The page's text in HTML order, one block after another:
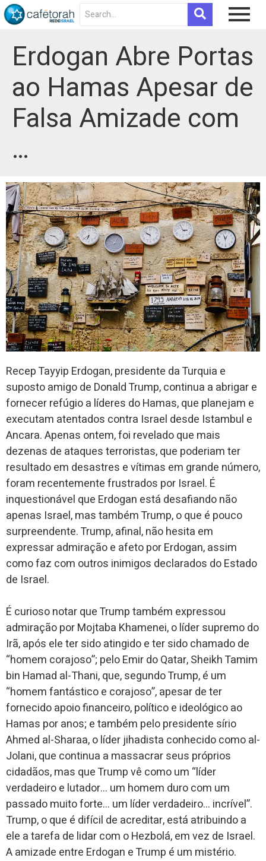
Erdogan Abre Portas
ao Hamas Apesar de
Falsa Amizade com
…
Recep Tayyip Erdogan, presidente da Turquia e
suposto amigo de Donald Trump, continua a abrigar e
fornecer refúgio a líderes do Hamas, que planejam e
executam atentados contra Israel desde Istambul e
Ancara. Apenas ontem, foi revelado que mais
dezenas de ataques terroristas, que poderiam ter
resultado em desastres e vítimas em grande número,
foram recentemente frustrados por Israel. É
inquestionável que Erdogan está desafiando não
apenas Israel, mas também Trump, o que é pouco
surpreendente. Trump, afinal, não hesita em
expressar admiração e afeto por Erdogan, assim
como faz com outros inimigos declarados do Estado
de Israel.
É curioso notar que Trump também expressou
admiração por Mojtaba Khamenei, o líder supremo do
Irã, após ele ter sido atingido e ter sido chamado de
“homem corajoso”; pelo Emir do Qatar, Sheikh Tamim
bin Hamad al-Thani, que, segundo Trump, é um
“homem fantástico e corajoso”, apesar de ter
fornecido apoio financeiro, político e ideológico ao
Hamas por anos; e também pelo presidente sírio
Ahmed al-Sharaa, o líder jihadista conhecido como al-
Jolani, que continua a massacrar seus próprios
cidadãos, mas que Trump vê como um “líder
verdadeiro e lutador… um homem duro com um
passado muito forte… um líder verdadeiro… incrível”.
Trump, o que é difícil de acreditar, está atribuindo a
ele a tarefa de lidar com o Hezbolá, em vez de Israel.
A amizade entre Erdogan e Trump é um mistério.